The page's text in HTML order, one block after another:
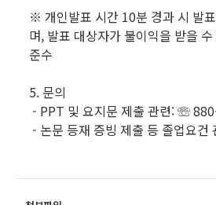
※ 개인발표 시간 10분 경과 시 발
며, 발표 대상자가 불이익을 받을
준수
5. 문의
- PPT 및 요지문 제출 관련: ☏
- 논문 등재 증빙 제출 등 졸업요